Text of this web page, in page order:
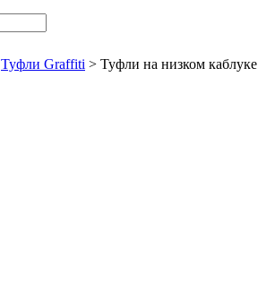
Туфли Graffiti > Туфли на низком каблуке